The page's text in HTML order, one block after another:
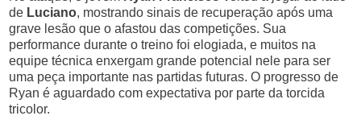
de Luciano, mostrando sinais de recuperação após uma
grave lesão que o afastou das competições. Sua
performance durante o treino foi elogiada, e muitos na
equipe técnica enxergam grande potencial nele para ser
uma peça importante nas partidas futuras. O progresso de
Ryan é aguardado com expectativa por parte da torcida
tricolor.